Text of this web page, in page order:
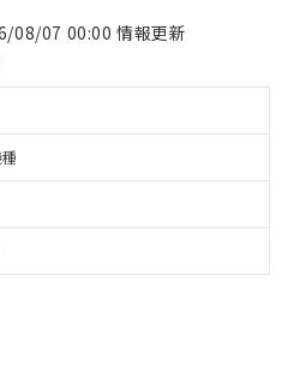
08/07 00:00 情報更新